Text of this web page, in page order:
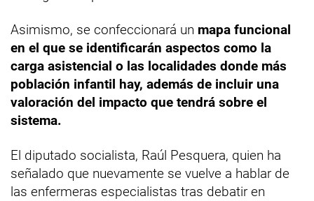
Asimismo, se confeccionará un mapa funcional
en el que se identificarán aspectos como la
carga asistencial o las localidades donde más
población infantil hay, además de incluir una
valoración del impacto que tendrá sobre el
sistema.
El diputado socialista, Raúl Pesquera, quien ha
señalado que nuevamente se vuelve a hablar de
las enfermeras especialistas tras debatir en